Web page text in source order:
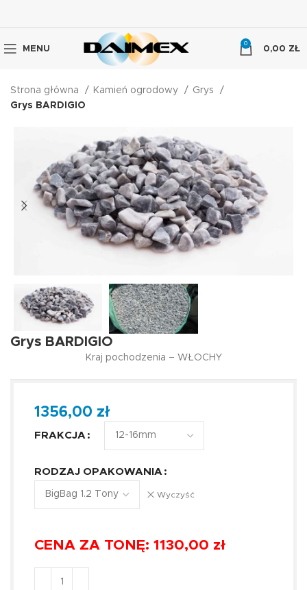
MENU
0
0,00 ZŁ
Strona główna Kamień ogrodowy
Grys
Grys BARDIGIO
Grys BARDIGIO
Kraj pochodzenia – WŁOCHY
1356,00 zł
FRAKCJA
RODZAJ OPAKOWANIA
Wyczyść
CENA ZA TONĘ: 1130,00 zł